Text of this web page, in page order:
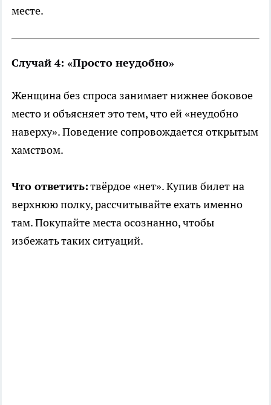
месте.
Случай 4: «Просто неудобно»
Женщина без спроса занимает нижнее боковое
место и объясняет это тем, что ей «неудобно
наверху». Поведение сопровождается открытым
хамством.
Что ответить:твёрдое «нет». Купив билет на
верхнюю полку, рассчитывайте ехать именно
там. Покупайте места осознанно, чтобы
избежать таких ситуаций.